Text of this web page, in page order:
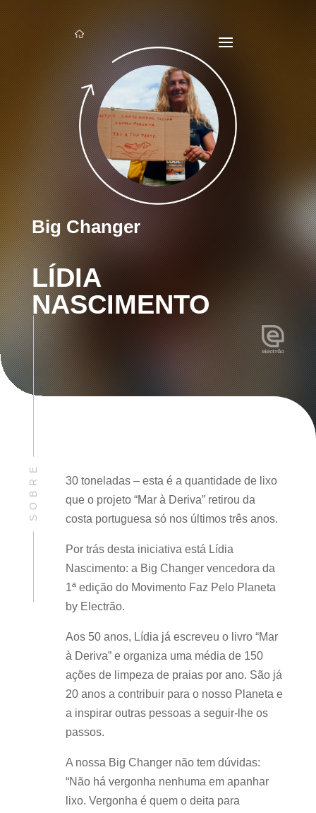
Big Changer
LÍDIA
NASCIMENTO
SOBRE
30 toneladas – esta é a quantidade de lixo
que o projeto “Mar à Deriva” retirou da
costa portuguesa só nos últimos três anos.
Por trás desta iniciativa está Lídia
Nascimento: a Big Changer vencedora da
1ª edição do Movimento Faz Pelo Planeta
by Electrão.
Aos 50 anos, Lídia já escreveu o livro “Mar
à Deriva” e organiza uma média de 150
ações de limpeza de praias por ano. São já
20 anos a contribuir para o nosso Planeta e
a inspirar outras pessoas a seguir-lhe os
passos.
A nossa Big Changer não tem dúvidas:
“Não há vergonha nenhuma em apanhar
lixo. Vergonha é quem o deita para